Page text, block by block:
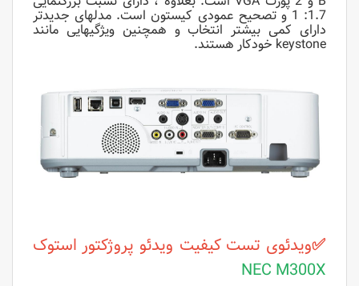
1.7: 1 و تصحیح عمودی کیستون است. مدلهای جدیدتر
دارای کمی بیشتر انتخاب و همچنین ویژگیهایی مانند
keystone خودکار هستند.
✅ویدئوی تست کیفیت ویدئو پروژکتور استوک
NEC M300X